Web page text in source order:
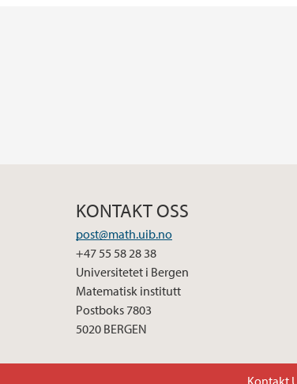
KONTAKT OSS
post@math.uib.no
+47 55 58 28 38
Universitetet i Bergen
Matematisk institutt
Postboks 7803
5020 BERGEN